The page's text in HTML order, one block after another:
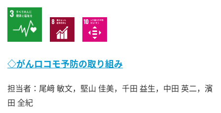
◇がんロコモ予防の取り組み
担当者：尾﨑 敏文，堅山 佳美，千田 益生，中田 英二，濱
田 全紀